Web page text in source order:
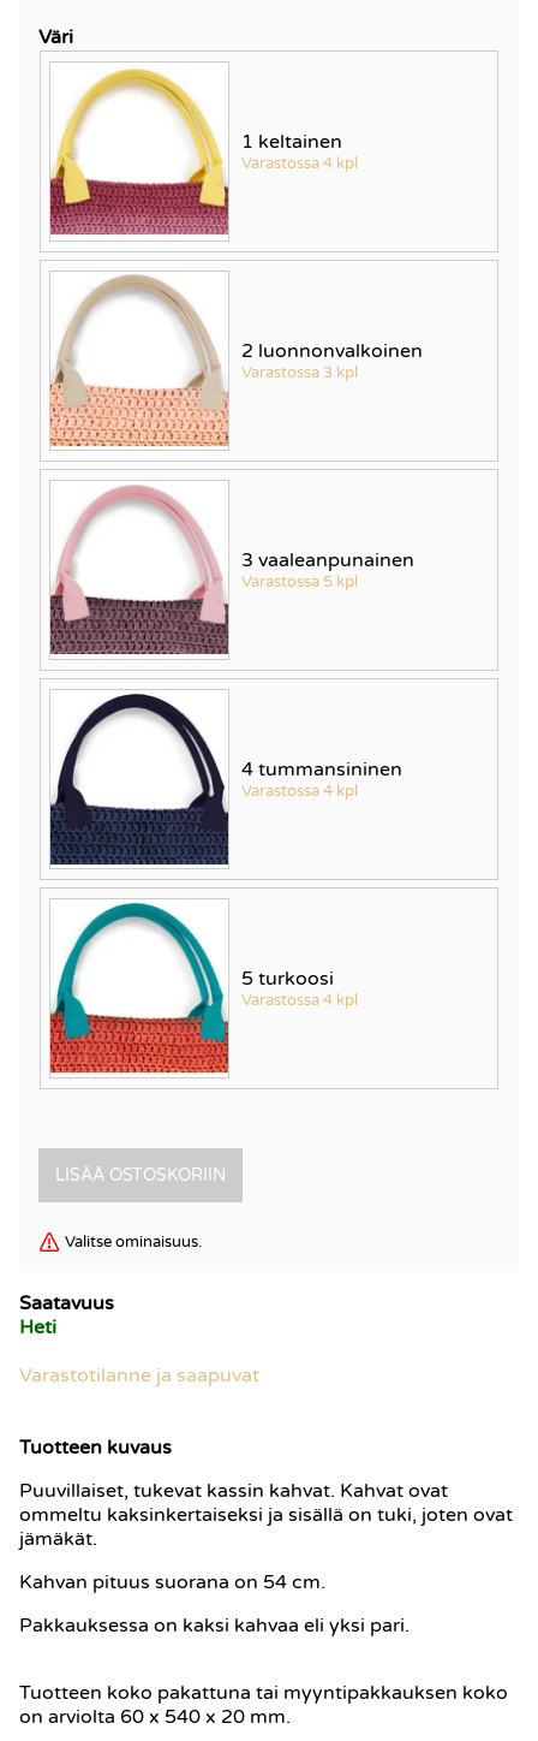
Väri
1 keltainen
Varastossa 4 kpl
2 luonnonvalkoinen
Varastossa 3 kpl
3 vaaleanpunainen
Varastossa 5 kpl
4 tummansininen
Varastossa 4 kpl
5 turkoosi
Varastossa 4 kpl
Valitse ominaisuus.
Saatavuus
Heti
Varastotilanne ja saapuvat
Tuotteen kuvaus
Puuvillaiset, tukevat kassin kahvat. Kahvat ovat
ommeltu kaksinkertaiseksi ja sisällä on tuki, joten ovat
jämäkät.
Kahvan pituus suorana on 54 cm.
Pakkauksessa on kaksi kahvaa eli yksi pari.
Tuotteen koko pakattuna tai myyntipakkauksen koko
on arviolta 60 x 540 x 20 mm.